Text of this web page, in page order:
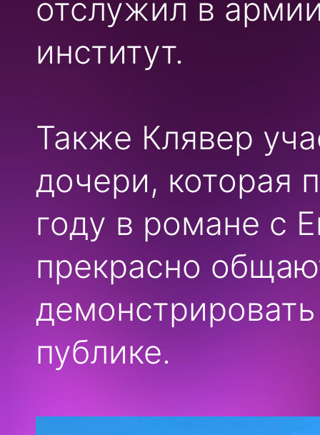
отслужил в
институт.
Также Клявер
дочери, которая
году в романе с
прекрасно
публике.